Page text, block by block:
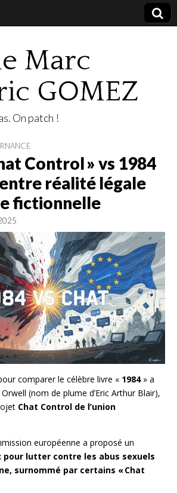
Marc
GOMEZ
On patch !
Control » vs 1984
réalité légale
fictionnelle
comparer le célèbre livre « 1984» a
(nom de plume d’Eric Arthur Blair),
Chat Control de l’union
européenne a proposé un
pour lutter contre les abus sexuels
surnommé par certains « Chat